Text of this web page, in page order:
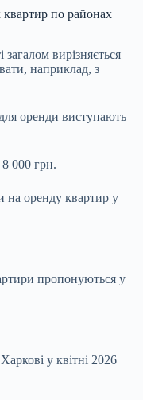
квартир по районах
вирізняється
наприклад, з
оренди виступають
000 грн.
на оренду квартир у
пропонуються у